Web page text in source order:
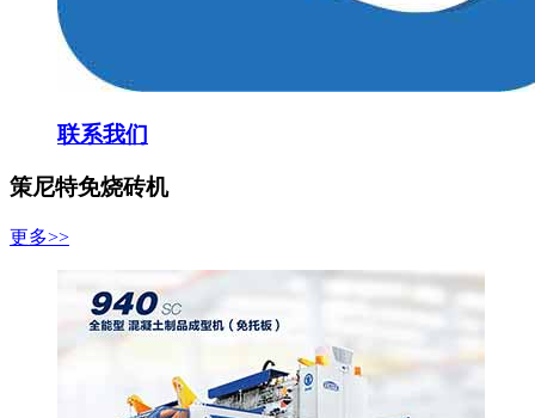
联系我们
策尼特免烧砖机
更多>>